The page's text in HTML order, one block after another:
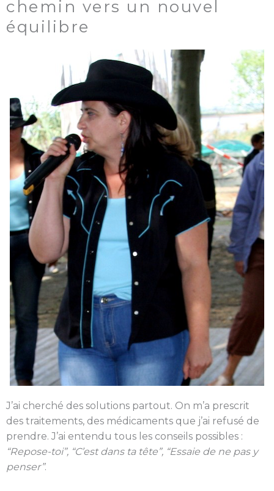
chemin vers un nouvel
équilibre
J’ai cherché des solutions partout. On m’a prescrit
des traitements, des médicaments que j’ai refusé de
prendre. J’ai entendu tous les conseils possibles :
“Repose-toi”, “C’est dans ta tête”, “Essaie de ne pas y
penser”.